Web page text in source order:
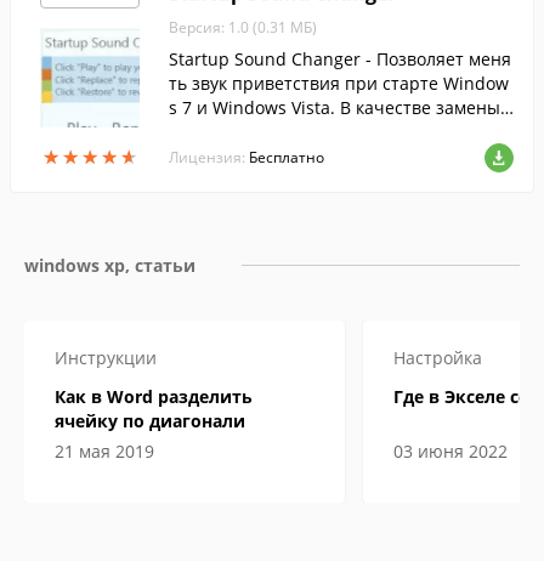
★★★★★
★★★★★
Версия: 1.0 (0.31 МБ)
Startup Sound Changer - Позволяет меня
ть звук приветствия при старте Window
s 7 и Windows Vista. В качестве замены
л.
Лицензия: Бесплатно
windows xp, статьи
Инструкции
Как в Word разделить
ячейку по диагонали
21 мая 2019
Настройка
Где в Экселе
03 июня 2022